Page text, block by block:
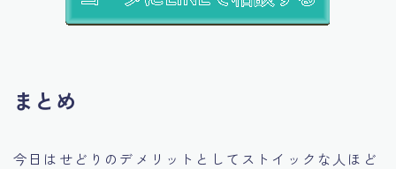
まとめ
今日は せどりのデメリットとしてストイックな人ほど